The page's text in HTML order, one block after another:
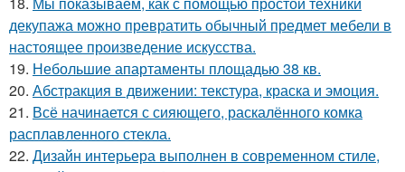
декупажа можно превратить обычный предмет мебели в
настоящее произведение искусства.
19. Небольшие апартаменты площадью 38 кв.
20. Абстракция в движении: текстура, краска и эмоция.
21. Всё начинается с сияющего, раскалённого комка
расплавленного стекла.
22. Дизайн интерьера выполнен в современном стиле,